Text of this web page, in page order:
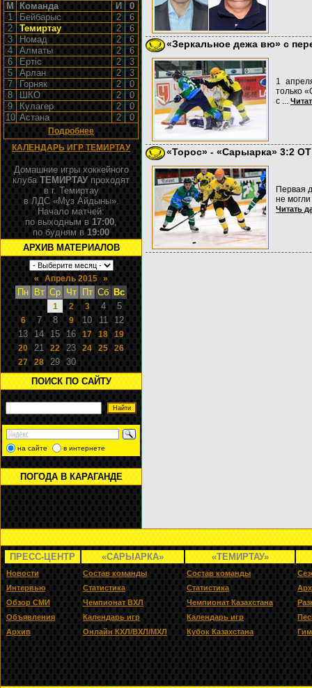
М Команда И
0
1
Бейбарыс 2
6
2
Темиртау 2
6
3
Номад 2
6
4
Алматы 2
6
6
Ертiс 2
3
5
Арлан 2
3
7
Горняк 2
0
8
ШКО 2
0
9
Кулагер 2
0
10 Астана 2 0
Подробнее
КАЛЕНДАРЬ ИГР ТЕМИРТАУ
Домашние игры хоккейного
клуба ТЕМИРТАУ проходят
в г. Темиртау
в ЛДС «Мұз Айдыны».
Начало матчей:
по выходным в 17:00,
по будням в 19:00
АРХИВ МАТЕРИАЛОВ
« Апрель 2015 »
Пн Вт Ср Чт Пт Сб Вс
1 2 3 4 5
6 7 8 9 10 11
12
13
14 15 16 17 18
19
20
21 22 23 24 25
26
27
28 29 30
ПОИСК ПО САЙТУ
на сайте в интернете
ПОГОДА В КАРАГАНДЕ
«Зеркальное дежа вю» с
1
только
с ...
«Торос» - «Сарыарка» 3:2 OT
Первая
не
Читать
ПРЕСС-ЦЕНТР «САРЫАРКА» «ТЕМИРТАУ»
Новости Состав команды Состав команды
Интервью
Статистика Статистика
Обзор СМИ
Чемпионат ВХЛ Чемпионат Казахстана
Объявления
Календарь игр Календарь игр
Архив
Онлайн КХЛ/ВХЛ/МХЛ Кубок Казахстана